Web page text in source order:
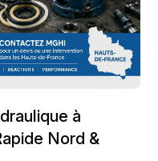
à
Nord &